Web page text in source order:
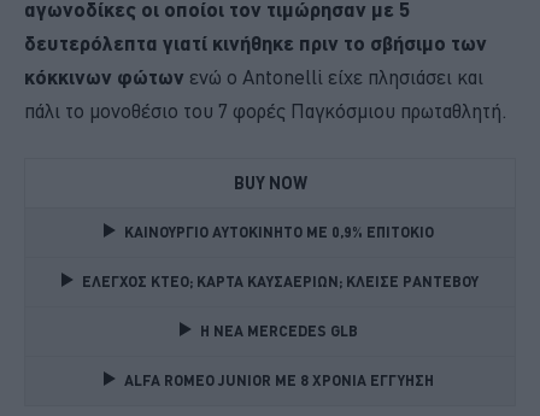
αγωνοδίκες οι οποίοι τον τιμώρησαν με 5
δευτερόλεπτα γιατί κινήθηκε πριν το σβήσιμο των
κόκκινων φώτων ενώ ο Antonelli είχε πλησιάσει και
πάλι το μονοθέσιο του 7 φορές Παγκόσμιου πρωταθλητή.
BUY NOW
ΚΑΙΝΟΥΡΓΙΟ ΑΥΤΟΚΙΝΗΤΟ ΜΕ 0,9% ΕΠΙΤΟΚΙΟ
ΕΛΕΓΧΟΣ ΚΤΕΟ; ΚΑΡΤΑ ΚΑΥΣΑΕΡΙΩΝ; ΚΛΕΙΣΕ ΡΑΝΤΕΒΟΥ
Η ΝΕΑ MERCEDES GLB
ALFA ROMEO JUNIOR ME 8 ΧΡΟΝΙΑ ΕΓΓΥΗΣΗ